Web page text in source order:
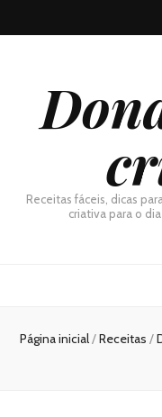
Receitas fáceis, dicas
criativa para o
Página inicial/Receitas /